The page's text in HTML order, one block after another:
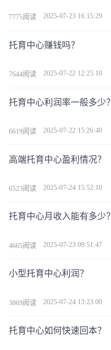
7775阅读 2025-07-23 16:15:29
托育中心赚钱吗？
7644阅读 2025-07-22 12:25:10
托育中心利润率一般多少？
6619阅读 2025-07-22 15:26:40
高端托育中心盈利情况？
6523阅读 2025-07-24 15:52:10
托育中心月收入能有多少？
4665阅读 2025-07-23 09:51:47
小型托育中心利润？
3869阅读 2025-07-24 13:23:00
托育中心如何快速回本？